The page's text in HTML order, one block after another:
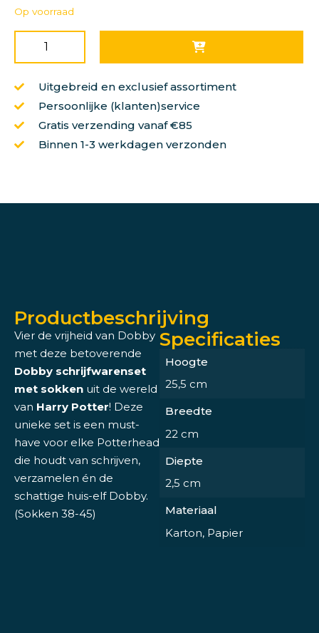
Op voorraad
Uitgebreid en exclusief assortiment
Persoonlijke (klanten)service
Gratis verzending vanaf €85
Binnen 1-3 werkdagen verzonden
Productbeschrijving
Vier de vrijheid van Dobby
met deze betoverende
Dobby schrijfwarenset
met sokken uit de wereld
van Harry Potter! Deze
unieke set is een must-
have voor elke Potterhead
die houdt van schrijven,
verzamelen én de
schattige huis-elf Dobby.
(Sokken 38-45)
Specificaties
Hoogte
25,5 cm
Breedte
22 cm
Diepte
2,5 cm
Materiaal
Karton, Papier